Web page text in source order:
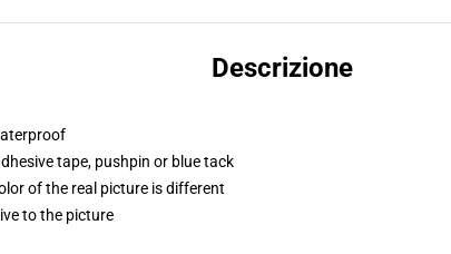
Descrizione
tape, pushpin or blue tack
of the real picture is different
to the picture